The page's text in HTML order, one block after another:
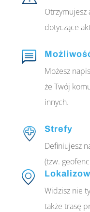
dotyczące
Możesz
że Twój
innych.
Strefy
Definiujesz
(tzw.
Widzisz nie
także trasę